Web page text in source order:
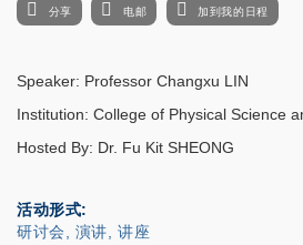
分享 电邮 加到我的日程
Speaker: Professor Changxu LIN
Institution: College of Physical Science
Hosted By: Dr. Fu Kit SHEONG
活动形式
研讨会, 演讲, 讲座